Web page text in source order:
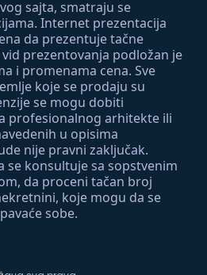
sajta, smatraju se
Internet prezentacija
da prezentuje tačne
prezentovanja podložan je
i promenama cena. Sve
koje se prodaju su
se mogu dobiti
profesionalnog arhitekte ili
u opisima
nije pravni zaključak.
se konsultuje sa sopstvenim
da proceni tačan broj
koje mogu da se
sobe.